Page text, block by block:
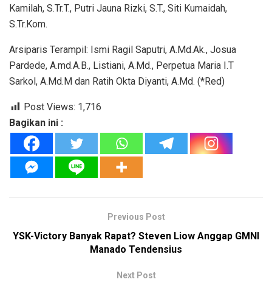
Kamilah, S.Tr.T., Putri Jauna Rizki, S.T., Siti Kumaidah,
S.Tr.Kom.
Arsiparis Terampil: Ismi Ragil Saputri, A.Md.Ak., Josua
Pardede, A.md.A.B., Listiani, A.Md., Perpetua Maria I.T
Sarkol, A.Md.M dan Ratih Okta Diyanti, A.Md. (*Red)
Post Views: 1,716
Bagikan ini :
Previous Post
YSK-Victory Banyak Rapat? Steven Liow Anggap GMNI
Manado Tendensius
Next Post